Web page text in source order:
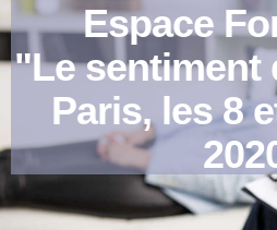
Espace
"Le sentiment
Paris, les 8